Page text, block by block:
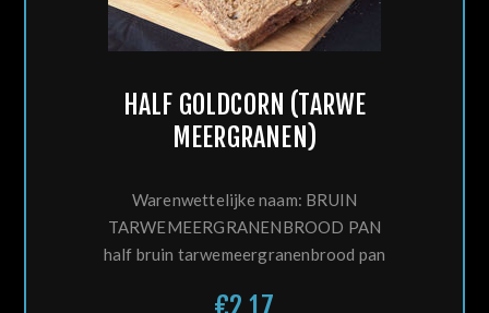
HALF GOLDCORN (TARWE
MEERGRANEN)
Warenwettelijke naam: BRUIN
TARWEMEERGRANENBROOD PAN
half bruin tarwemeergranenbrood pan